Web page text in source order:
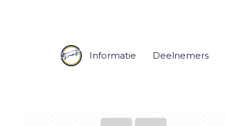
Informatie Deelnemers